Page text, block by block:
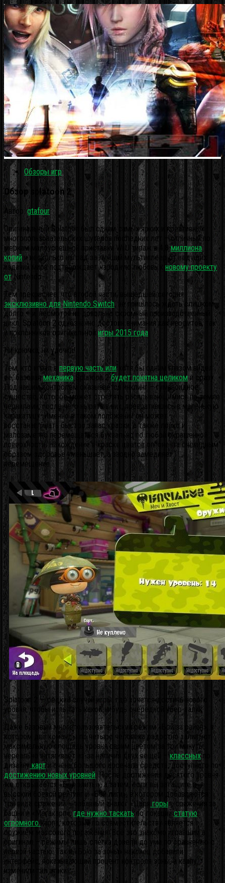
Обзоры игр
Обзор splatoon 2
Автор:gtafour ·
Оригинальный Splatoon был одним самых ярких и креативных
многопользовательских шутеров последних лет – отличный по
меркам малоуспешной приставки WiiU тираж в 4,8миллиона
копий и несколько наград за лучший мультиплеер от ведущих
изданий мира подтверждает народную любовь к новому проекту
отNintendo.
Тем прекраснее, что второй части, вышедшей сегодня
эксклюзивно для Nintendo Switch, не пришлось ждать слишком
долго – и, несмотря на довольно скромный производственный
цикл, Splatoon 2 однозначно достоин внимания как неофитов, так
и поклонников оригинальной игры 2015 года
Ни крючка, ни удочки!
Тем, кто играл в первую часть или хотя бы одним глазом видел
её, базоваямеханикаSplatoon 2будет понятна целикоми сразу.
Под нашим контролем оказывается инклинг – гуманоидное
существо, которое может стрелять расплывающимися по земле
чернилами, после чего нырять в них, превратившись в маленькую
каракатицу. Именно в таком положении он может
восстанавливать быстро запас краски, а также ловко и
малозаметно перемещаться буквально по любой окрашенной
поверхности. Нахождение в краске цветов оппонента очевидным
образом здоровье уменьшает, а заодно замедляет
перемещение.
Splatoon 2 — редкий случай игры, где хочется достичь нового
уровня, чтобы испытать какой-нибудь очередной убер-валик
Даже базовый многопользовательский режим «Бой за район», в
котором две команды по четыре человека радостно заливают
максимальную площадь уровня своим цветом за три минуты,
нереально затягивает из-за наличия двух вещей –классныхпо
дизайну карти очень большого арсенала средств, доступного по
достижению новых уровней. После достижения десятого уровня
же открывается «Бой элиты», а затем, если вы затащите в
высокий боевой рейтинг и «Бой лиги», в котором добавляются
три вида сражений – забавный аналог «Царя горы», сражения за
башни и «Мегакарп»,где нужно таскать по локациистатую
огромногокарпа, который по совместительству является
оружием массового поражения. Всё это знакомо игравшим в
оригинал – режимы лишь слегка довели до ума по сравнению с
первой частью. Так в «Бою за зоны» наконец добавили
интерфейс, показывающий процент контроля зоны, а карпу
изменили тип атаки.